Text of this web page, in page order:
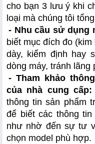
cho bạn 3 lưu ý khi
loại mà chúng tôi
- Nhu cầu sử dụng
biết mục đích đo
dày, kiểm định hay
dòng máy, tránh lãng
- Tham khảo
của nhà cung cấp:
thông tin sản phẩm
để biết các thông
như nhờ đến sự tư
chọn model phù hợp.